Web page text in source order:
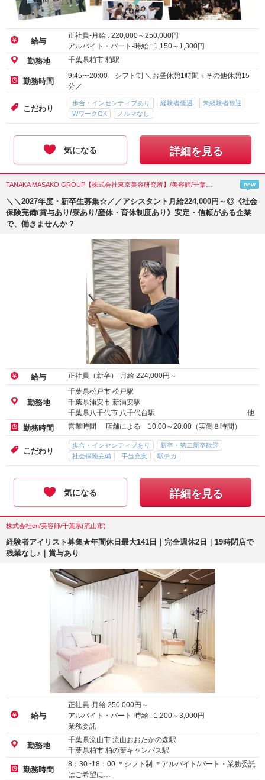
給与
正社員-月給 : 220,000～250,000円
アルバイト・パート-時給 : 1,150～ 1,300円
勤務地 千葉県柏市 柏駅
勤務時間
9:45〜20:00 シフト制 ＼お昼休憩1時間＋その他休憩15
分／
こだわり
歩合・インセンティブあり 経験者優遇
未経験者歓迎
WワークOK
ノルマなし
気になる 詳細を見る
new
＼＼2027年度・新卒生募集☆／／アシスタント月給224,000円～◎《社会
保険完備/賞与あり/寮あり/産休・育休制度あり》安定・信頼がある企業
で、働きませんか？
給与 正社員（新卒）-月給 224,000円～
勤務地
千葉県松戸市 松戸駅
千葉県浦安市 新浦安駅
千葉県八千代市 八千代台駅
他
勤務時間 営業時間 店舗による 10:00～20:00（実働８時間）
こだわり
歩合・インセンティブあり
新卒・第二新卒歓迎
社会保険完備
手当充実 駅チカ
気になる 詳細を見る
株式会社en/美容師/千葉県(流山市)
経験者アイリスト募集★年間休日最大141日｜完全週休2日｜19時閉店で
残業なし♪｜賞与あり
給与
正社員-月給 250,000円～
アルバイト・パート-時給 : 1,200～3,000円
業務委託
勤務地
千葉県流山市 流山おおたかの森駅
千葉県柏市 柏の葉キャンパス駅
勤務時間
8：30~18：00 ＊シフト制 ＊アルバイト/パート・業務委託
はご希望に…